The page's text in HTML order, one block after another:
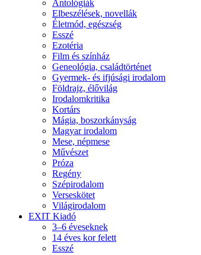
Antológiák
Elbeszélések, novellák
Életmód, egészség
Esszé
Ezotéria
Film és színház
Geneológia, családtörténet
Gyermek- és ifjúsági irodalom
Földrajz, élővilág
Irodalomkritika
Kortárs
Mágia, boszorkányság
Magyar irodalom
Mese, népmese
Művészet
Próza
Regény
Szépirodalom
Verseskötet
Világirodalom
EXIT Kiadó
3–6 éveseknek
14 éves kor felett
Esszé